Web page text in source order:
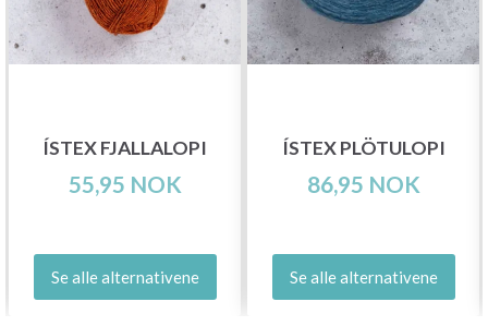
ÍSTEX FJALLALOPI
55,95 NOK
Se alle alternativene
ÍSTEX PLÖTULOPI
86,95 NOK
Se alle alternativene